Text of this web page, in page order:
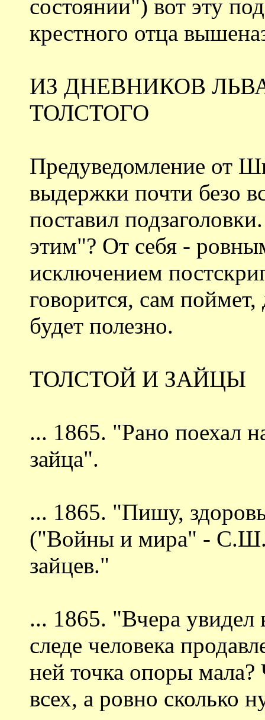
состоянии") вот эту
крестного отца
ИЗ ДНЕВНИКОВ
ТОЛСТОГО
Предуведомление от
выдержки почти безо
поставил
этим"? От себя -
исключением
говорится, сам
будет полезно.
ТОЛСТОЙ И ЗАЙЦЫ
... 1865. "Рано поехал
зайца".
... 1865. "Пишу,
("Войны и мира" -
зайцев."
... 1865. "Вчера увидел
следе человека
ней точка опоры мала?
всех, а ровно сколько